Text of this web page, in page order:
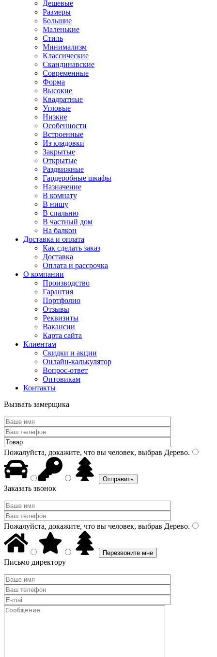
Дешевые
Размеры
Большие
Маленькие
Стиль
Минимализм
Классические
Скандинавские
Современные
Форма
Высокие
Квадратные
Угловые
Низкие
Особенности
Встроенные
Из кладовки
Закрытые
Открытые
Раздвижные
Гардеробные шкафы
Назначение
В комнату
В нишу
В спальню
В частный дом
На балкон
Доставка и оплата
Как сделать заказ
Доставка
Оплата и рассрочка
О компании
Производство
Гарантия
Портфолио
Отзывы
Реквизиты
Вакансии
Карта сайта
Клиентам
Скидки и акции
Онлайн-калькулятор
Вопрос-ответ
Оптовикам
Контакты
Вызвать замерщика
Пожалуйста, докажите, что вы человек, выбрав Дерево.
Заказать звонок
Пожалуйста, докажите, что вы человек, выбрав Дерево.
Письмо директору